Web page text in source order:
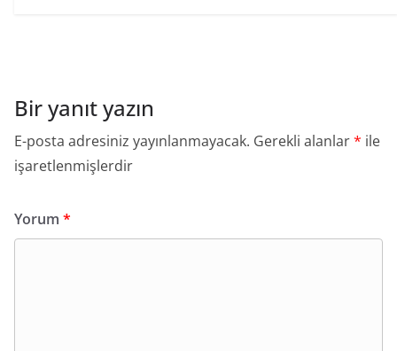
Bir yanıt yazın
E-posta adresiniz yayınlanmayacak. Gerekli alanlar* ile
işaretlenmişlerdir
Yorum *